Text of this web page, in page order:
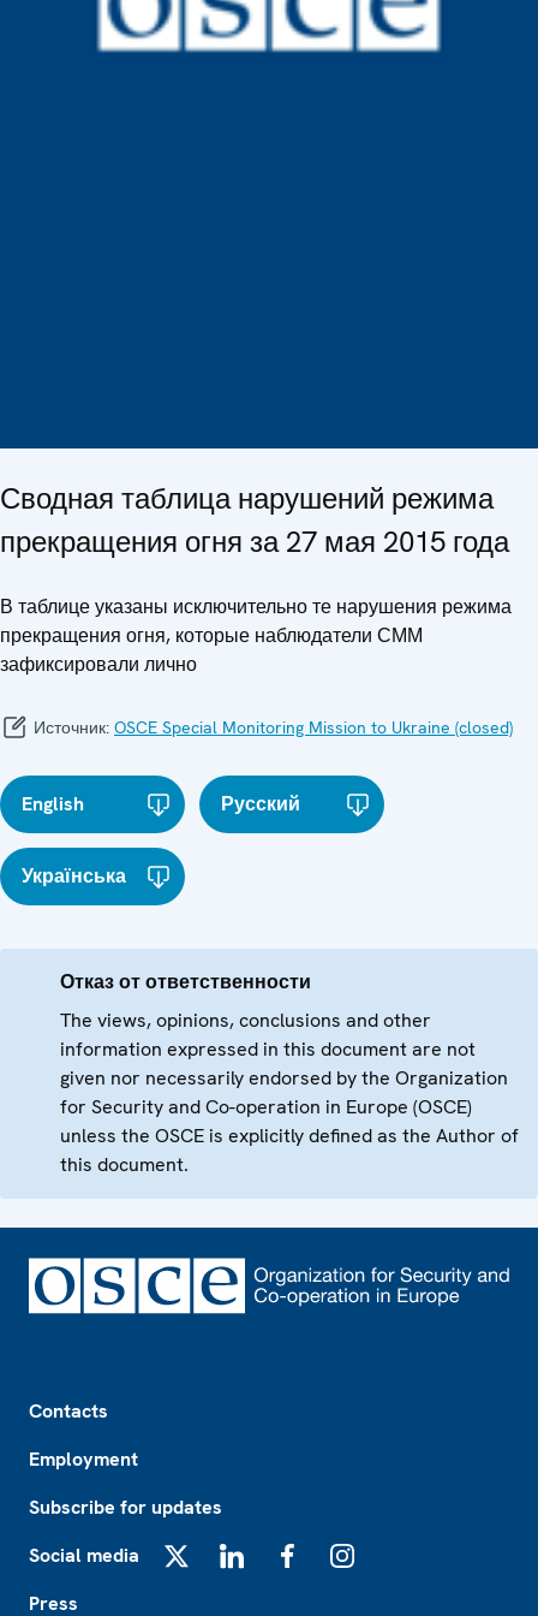
Сводная таблица нарушений режима
прекращения огня за 27 мая 2015 года
В таблице указаны исключительно те нарушения режима
прекращения огня, которые наблюдатели СММ
зафиксировали лично
Источник: OSCE Special Monitoring Mission to Ukraine (closed)
English Русский
Українська
Отказ от ответственности
The views, opinions, conclusions and other
information expressed in this document are not
given nor necessarily endorsed by the Organization
for Security and Co-operation in Europe (OSCE)
unless the OSCE is explicitly defined as the Author of
this document.
Contacts
Employment
Subscribe for updates
Social media
Press